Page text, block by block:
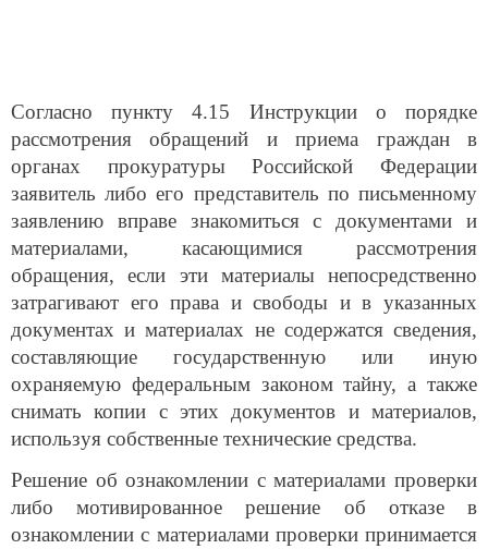
Согласно пункту 4.15 Инструкции о порядке
рассмотрения обращений и приема граждан в
органах прокуратуры Российской Федерации
заявитель либо его представитель по письменному
заявлению вправе знакомиться с документами и
материалами, касающимися рассмотрения
обращения, если эти материалы непосредственно
затрагивают его права и свободы и в указанных
документах и материалах не содержатся сведения,
составляющие государственную или иную
охраняемую федеральным законом тайну, а также
снимать копии с этих документов и материалов,
используя собственные технические средства.
Решение об ознакомлении с материалами проверки
либо мотивированное решение об отказе в
ознакомлении с материалами проверки принимается